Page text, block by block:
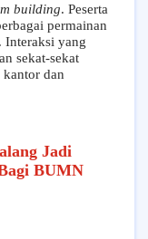
building. Peserta
permainan
Interaksi yang
sekat-sekat
dan
Jadi
BUMN